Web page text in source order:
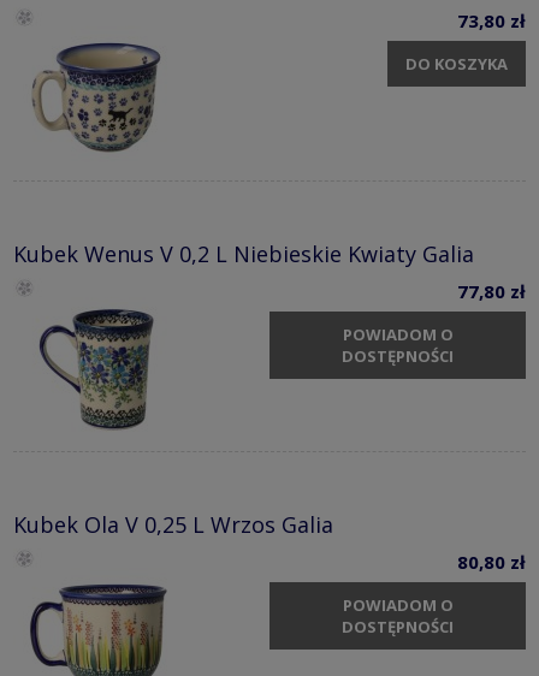
73,80 zł
DO KOSZYKA
Kubek Wenus V 0,2 L Niebieskie Kwiaty Galia
77,80 zł
POWIADOM O
DOSTĘPNOŚCI
Kubek Ola V 0,25 L Wrzos Galia
80,80 zł
POWIADOM O
DOSTĘPNOŚCI